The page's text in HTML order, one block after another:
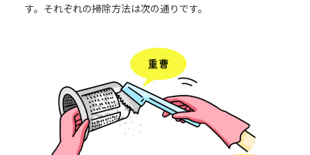
す。それぞれの掃除方法は次の通りです。